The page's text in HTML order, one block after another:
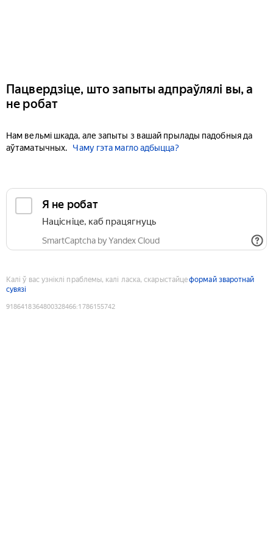
Пацвердзіце, што запыты адпраўлялі вы, а
не робат
Нам вельмі шкада, але запыты з вашай прылады падобныя да
аўтаматычных.
Чаму гэта магло адбыцца?
Я не робат
Націсніце, каб працягнуць
SmartCaptcha by Yandex Cloud
Калі ў вас узніклі праблемы, калі ласка, скарыстайцеформай зваротнай
сувязі
9186418364800328466:1786155742